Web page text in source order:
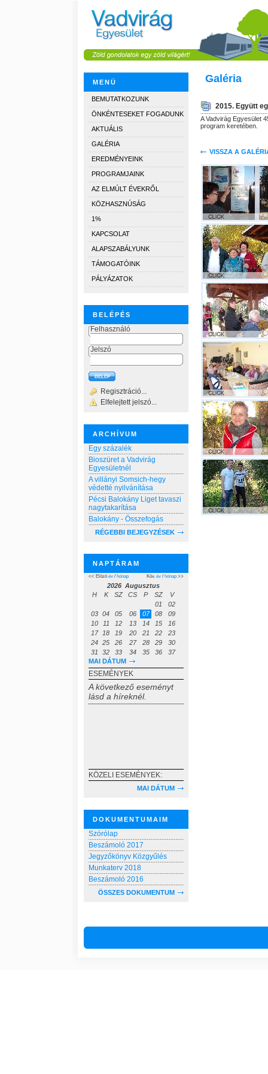
MENÜ
BEMUTATKOZUNK
ÖNKÉNTESEKET FOGADUNK
AKTUÁLIS
GALÉRIA
EREDMÉNYEINK
PROGRAMJAINK
AZ ELMÚLT ÉVEKRŐL
KÖZHASZNÚSÁG
1%
KAPCSOLAT
ALAPSZABÁLYUNK
TÁMOGATÓINK
PÁLYÁZATOK
BELÉPÉS
Felhasználó
Jelszó
Regisztráció...
Elfelejtett jelszó...
ARCHÍVUM
Egy százalék
Bioszüret a Vadvirág
Egyesületnél
A villányi Somsich-hegy
védetté nyilvánítása
Pécsi Balokány Liget tavaszi
nagytakarítása
Balokány - Összefogás
RÉGEBBI BEJEGYZÉSEK
NAPTÁRAM
<< Előző év / hónap Köv. év / hónap >>
2026 Augusztus
H
K SZ CS P SZ
V
01
02
03 04 05 06 07 08
09
10
11 12 13 14 15
16
17
18 19 20 21 22
23
24 25 26 27 28 29
30
31
32 33 34 35 36
37
MAI DÁTUM
ESEMÉNYEK
A következő eseményt
lásd a híreknél.
KÖZELI ESEMÉNYEK:
MAI DÁTUM
DOKUMENTUMAIM
Szórólap
Beszámoló 2017
Jegyzőkönyv Közgyűlés
Munkaterv 2018
Beszámoló 2016
ÖSSZES DOKUMENTUM
Galéria
2015. Együtt
A Vadvirág Egyesület
program keretében.
VISSZA A